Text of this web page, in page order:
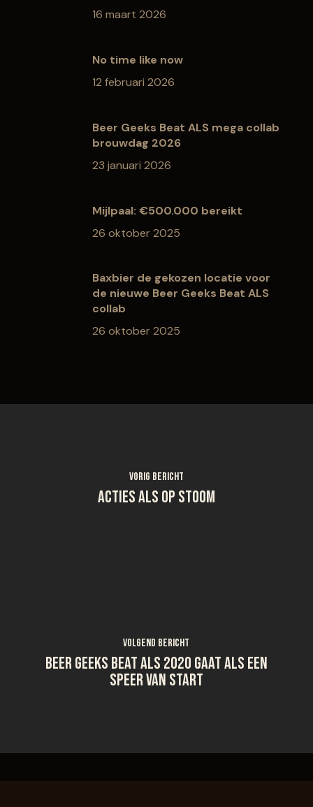
16 maart 2026
No time like now
12 februari 2026
Beer Geeks Beat ALS mega collab
brouwdag 2026
23 januari 2026
Mijlpaal: €500.000 bereikt
26 oktober 2025
Baxbier de gekozen locatie voor
de nieuwe Beer Geeks Beat ALS
collab
26 oktober 2025
Vorig bericht
Acties ALS op stoom
Volgend bericht
Beer Geeks Beat ALS 2020 gaat als een
speer van start